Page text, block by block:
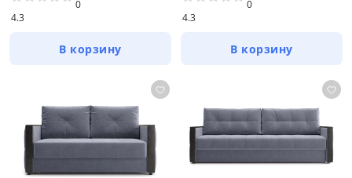
4.3
0
В корзину
4.3
0
В корзину